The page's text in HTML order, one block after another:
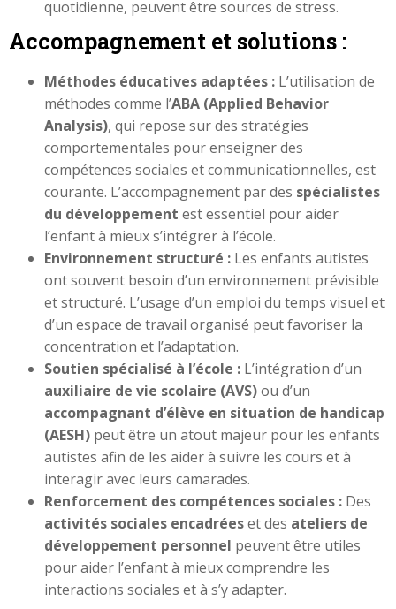
quotidienne, peuvent être sources de stress.
Accompagnement et solutions :
Méthodes éducatives adaptées : L’utilisation de
méthodes comme l’ABA (Applied Behavior
Analysis), qui repose sur des stratégies
comportementales pour enseigner des
compétences sociales et communicationnelles, est
courante. L’accompagnement par des spécialistes
du développement est essentiel pour aider
l’enfant à mieux s’intégrer à l’école.
Environnement structuré : Les enfants autistes
ont souvent besoin d’un environnement prévisible
et structuré. L’usage d’un emploi du temps visuel et
d’un espace de travail organisé peut favoriser la
concentration et l’adaptation.
Soutien spécialisé à l’école : L’intégration d’un
auxiliaire de vie scolaire (AVS)ou d’un
accompagnant d’élève en situation de handicap
(AESH) peut être un atout majeur pour les enfants
autistes afin de les aider à suivre les cours et à
interagir avec leurs camarades.
Renforcement des compétences sociales : Des
activités sociales encadréeset des ateliers de
développement personnel peuvent être utiles
pour aider l’enfant à mieux comprendre les
interactions sociales et à s’y adapter.